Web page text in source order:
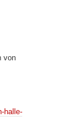
von
halle-